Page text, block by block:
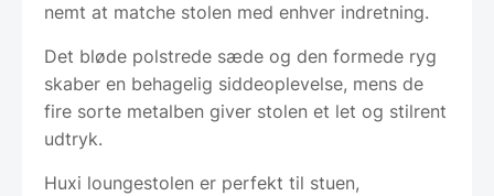
nemt at matche stolen med enhver indretning.
Det bløde polstrede sæde og den formede ryg
skaber en behagelig siddeoplevelse, mens de
fire sorte metalben giver stolen et let og stilrent
udtryk.
Huxi loungestolen er perfekt til stuen,